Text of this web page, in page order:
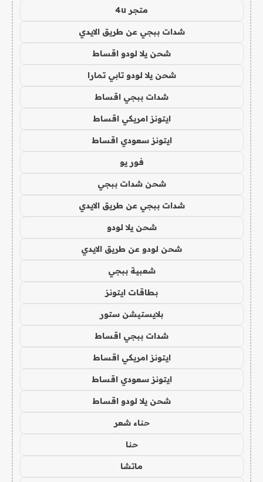
متجر 4u
شدات ببجي عن طريق الايدي
شحن يلا لودو اقساط
شحن يلا لودو تابي تمارا
شدات ببجي اقساط
ايتونز امريكي اقساط
ايتونز سعودي اقساط
فور يو
شحن شدات ببجي
شدات ببجي عن طريق الايدي
شحن يلا لودو
شحن لودو عن طريق الايدي
شعبية ببجي
بطاقات ايتونز
بلايستيشن ستور
شدات ببجي اقساط
ايتونز امريكي اقساط
ايتونز سعودي اقساط
شحن يلا لودو اقساط
حناء شعر
حنا
ماتشا